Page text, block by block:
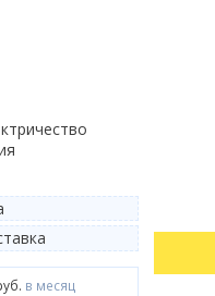
в месяц